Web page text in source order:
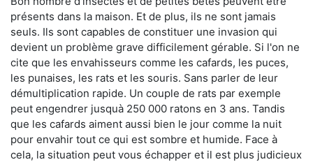
présents dans la maison. Et de plus, ils ne sont jamais
seuls. Ils sont capables de constituer une invasion qui
devient un problème grave difficilement gérable. Si l'on ne
cite que les envahisseurs comme les cafards, les puces,
les punaises, les rats et les souris. Sans parler de leur
démultiplication rapide. Un couple de rats par exemple
peut engendrer jusquà 250 000 ratons en 3 ans. Tandis
que les cafards aiment aussi bien le jour comme la nuit
pour envahir tout ce qui est sombre et humide. Face à
cela, la situation peut vous échapper et il est plus judicieux